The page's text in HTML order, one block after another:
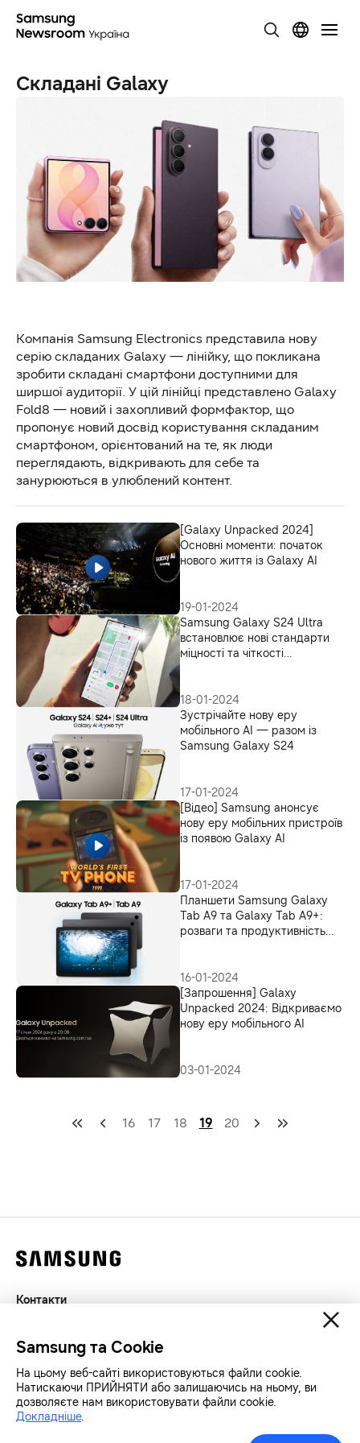
Складані Galaxy
Компанія Samsung Electronics представила нову
серію складаних Galaxy — лінійку, що покликана
зробити складані смартфони доступними для
ширшої аудиторії. У цій лінійці представлено Galaxy
Fold8 — новий і захопливий формфактор, що
пропонує новий досвід користування складаним
смартфоном, орієнтований на те, як люди
переглядають, відкривають для себе та
занурюються в улюблений контент.
[Galaxy Unpacked 2024]
Основні моменти: початок
нового життя із Galaxy AI
19-01-2024
Samsung Galaxy S24 Ultra
встановлює нові стандарти
міцності та чіткості
Gorilla® Armor
18-01-2024
Зустрічайте нову еру
мобільного AI — разом із
Samsung Galaxy S24
17-01-2024
[Відео] Samsung анонсує
нову еру мобільних пристроїв
із появою Galaxy AI
17-01-2024
Планшети Samsung Galaxy
Tab A9 та Galaxy Tab A9+:
розваги та продуктивність
16-01-2024
[Запрошення] Galaxy
Unpacked 2024: Відкриваємо
нову еру мобільного AI
03-01-2024
16 17 18 19 20
Контакти
Конфіденційність
SAMSUNG.COM
Авторські права© SAMSUNG Всі права захищенно.
Samsung та Cookie
На цьому веб-сайті використовуються файли cookie.
Натискаючи ПРИЙНЯТИ або залишаючись на ньому, ви
дозволяєте нам використовувати файли cookie.
Докладніше.